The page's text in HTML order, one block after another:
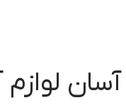
آسان